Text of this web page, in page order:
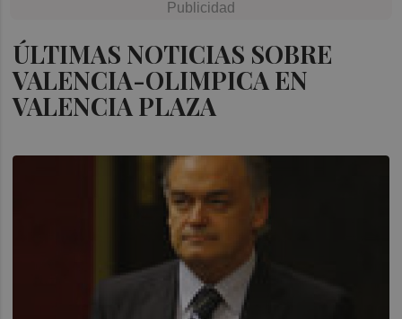
ÚLTIMAS NOTICIAS SOBRE
VALENCIA-OLIMPICA EN
VALENCIA PLAZA